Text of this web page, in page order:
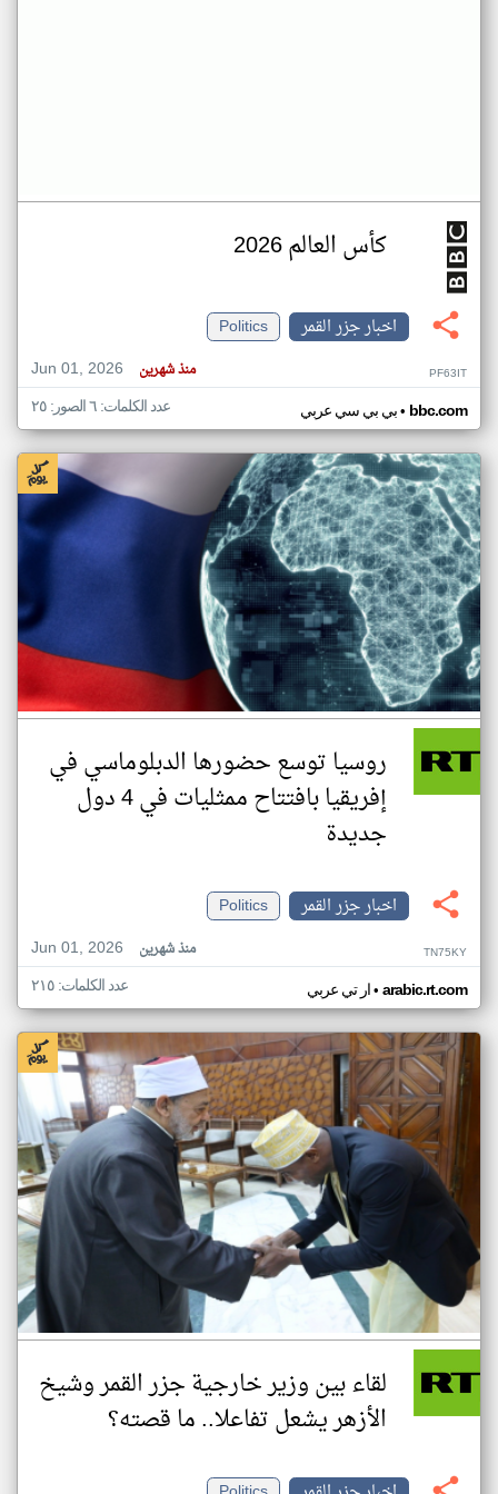
كأس العالم 2026
اخبار جزر القمر
Politics
Jun 01, 2026
منذ شهرين PF63IT
بي بي سي عربي• bbc.com عدد الكلمات: ٦ الصور: ٢٥
روسيا توسع حضورها الدبلوماسي في
إفريقيا بافتتاح ممثليات في 4 دول
جديدة
اخبار جزر القمر
Politics
Jun 01, 2026
منذ شهرين TN75KY
ار تي عربي• arabic.rt.com عدد الكلمات: ٢١٥
لقاء بين وزير خارجية جزر القمر وشيخ
الأزهر يشعل تفاعلا.. ما قصته؟